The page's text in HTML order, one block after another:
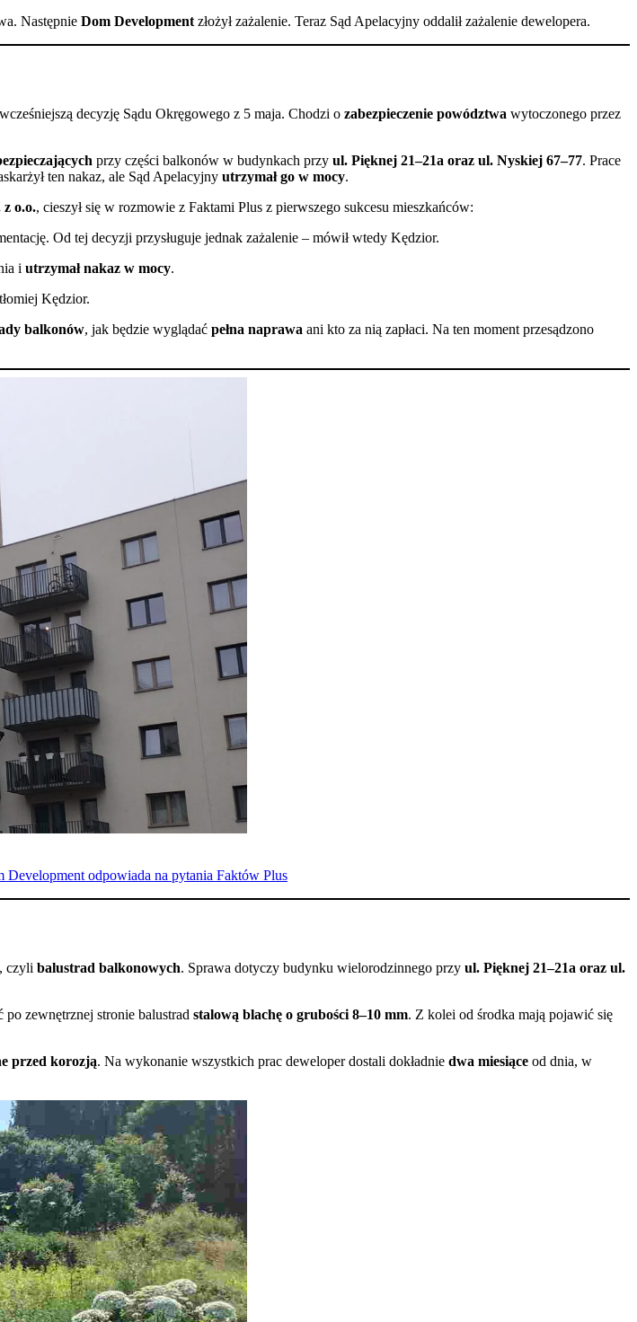
Następnie Dom Development złożył zażalenie. Teraz Sąd Apelacyjny oddalił zażalenie dewelopera.
decyzję Sądu Okręgowego z 5 maja. Chodzi o zabezpieczenie powództwa wytoczonego przez
przy części balkonów w budynkach przy ul. Pięknej 21–21a oraz ul. Nyskiej 67–77. Prace
ten nakaz, ale Sąd Apelacyjny utrzymał go w mocy.
o.o., cieszył się w rozmowie z Faktami Plus z pierwszego sukcesu mieszkańców:
Od tej decyzji przysługuje jednak zażalenie – mówił wtedy Kędzior.
i utrzymał nakaz w mocy.
Kędzior.
balkonów, jak będzie wyglądać pełna naprawa ani kto za nią zapłaci. Na ten moment przesądzono
odpowiada na pytania Faktów Plus
czyli balustrad balkonowych. Sprawa dotyczy budynku wielorodzinnego przy ul. Pięknej 21–21a oraz ul.
zewnętrznej stronie balustrad stalową blachę o grubości 8–10 mm. Z kolei od środka mają pojawić się
przed korozją. Na wykonanie wszystkich prac deweloper dostali dokładnie dwa miesiące od dnia, w